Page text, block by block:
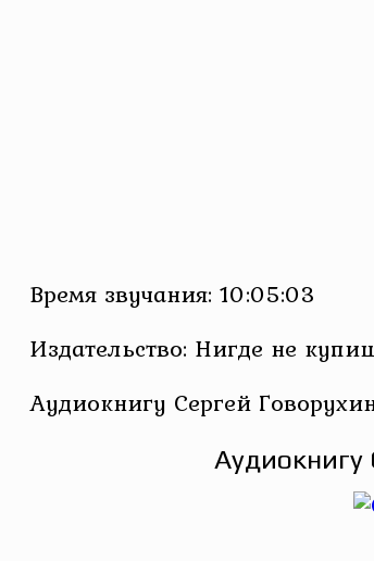
Время звучания: 10:05:03
Издательство: Нигде не
Аудиокнигу Сергей
Аудиокнигу